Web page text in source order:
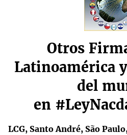
Otros
Latinoamérica
del
en
LCG, Santo André, São